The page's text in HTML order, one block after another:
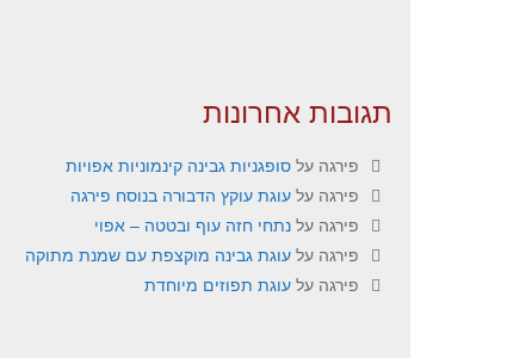
תגובות אחרונות
פירגה על סופגניות גבינה קינמוניות אפויות
פירגה על עוגת עוקץ הדבורה בנוסח פירגה
פירגה על נתחי חזה עוף ובטטה – אפוי
פירגה על עוגת גבינה מוקצפת עם שמנת מתוקה
פירגה על עוגת תפוזים מיוחדת